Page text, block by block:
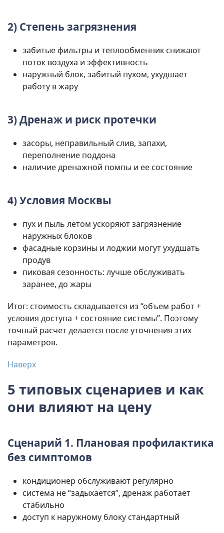
2) Степень загрязнения
забитые фильтры и теплообменник снижают
поток воздуха и эффективность
наружный блок, забитый пухом, ухудшает
работу в жару
3) Дренаж и риск протечки
засоры, неправильный слив, запахи,
переполнение поддона
наличие дренажной помпы и ее состояние
4) Условия Москвы
пух и пыль летом ускоряют загрязнение
наружных блоков
фасадные корзины и лоджии могут ухудшать
продув
пиковая сезонность: лучше обслуживать
заранее, до жары
Итог: стоимость складывается из “объем работ +
условия доступа + состояние системы”. Поэтому
точный расчет делается после уточнения этих
параметров.
Наверх
5 типовых сценариев и как
они влияют на цену
Сценарий 1. Плановая профилактика
без симптомов
кондиционер обслуживают регулярно
система не “задыхается”, дренаж работает
стабильно
доступ к наружному блоку стандартный